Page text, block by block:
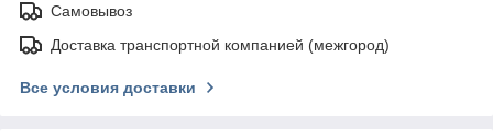
Самовывоз
Доставка транспортной компанией (межгород)
Все условия доставки